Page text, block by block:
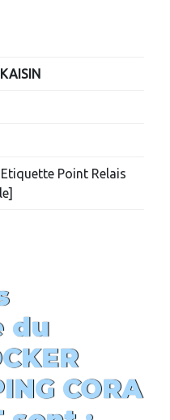
Point Relais
du
CORA